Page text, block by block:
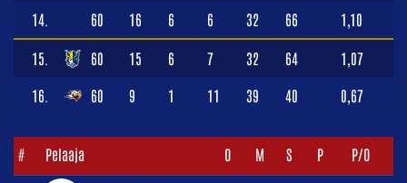
14. 60 16 6 6 32 66 1,10
15. 60 15 6 7 32 64 1,07
16. 60 9 1 11 39 40 0,67
# Pelaaja O M S P P/O